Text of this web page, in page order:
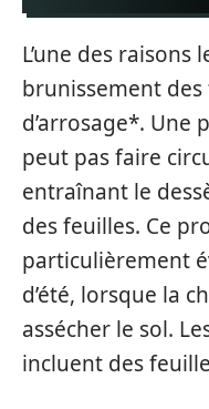
L’une des
brunissement
d’arrosage*. Une
peut pas faire
entraînant le
des feuilles. Ce
particulièrement
d’été, lorsque la
assécher le sol.
incluent des